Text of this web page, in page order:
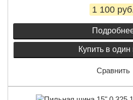
1 100
Купить в один
Сравнить